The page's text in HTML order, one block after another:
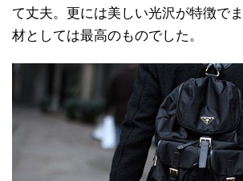
て丈夫。更には美しい光沢が特徴で
材としては最高のものでした。